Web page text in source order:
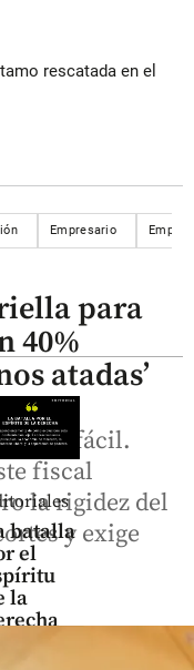
rescatada en el
Empresario
batalla
el
la
para
40%
atadas’
fácil.
fiscal
la rigidez del
y exige